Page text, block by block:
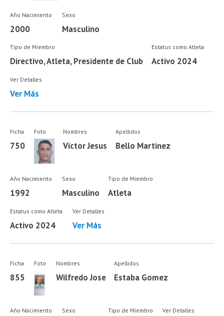
Año Nacimiento
2000
Sexo
Masculino
Tipo de Miembro
Directivo, Atleta, Presidente de Club
Estatus como Atleta
Activo 2024
Ver Detalles
Ver Más
Ficha
750
Foto Nombres
Victor Jesus
Apellidos
Bello Martinez
Año Nacimiento
1992
Sexo
Masculino
Tipo de Miembro
Atleta
Estatus como Atleta
Activo 2024
Ver Detalles
Ver Más
Ficha
855
Foto Nombres
Wilfredo Jose
Apellidos
Estaba Gomez
Año Nacimiento Sexo Tipo de Miembro Ver Detalles